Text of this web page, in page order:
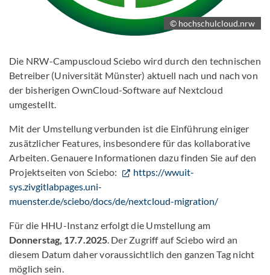
© hochschulcloud.nrw
Die NRW-Campuscloud Sciebo wird durch den technischen
Betreiber (Universität Münster) aktuell nach und nach von
der bisherigen OwnCloud-Software auf Nextcloud
umgestellt.
Mit der Umstellung verbunden ist die Einführung einiger
zusätzlicher Features, insbesondere für das kollaborative
Arbeiten. Genauere Informationen dazu finden Sie auf den
Projektseiten von Sciebo:
https://wwuit-
sys.zivgitlabpages.uni-
muenster.de/sciebo/docs/de/nextcloud-migration/
Für die HHU-Instanz erfolgt die Umstellung am
Donnerstag, 17.7.2025. Der Zugriff auf Sciebo wird an
diesem Datum daher voraussichtlich den ganzen Tag nicht
möglich sein.